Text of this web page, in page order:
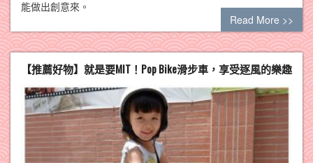
能做出創意來。
Read More >>
【推薦好物】就是要MIT！Pop Bike滑步車，享受逐風的樂趣